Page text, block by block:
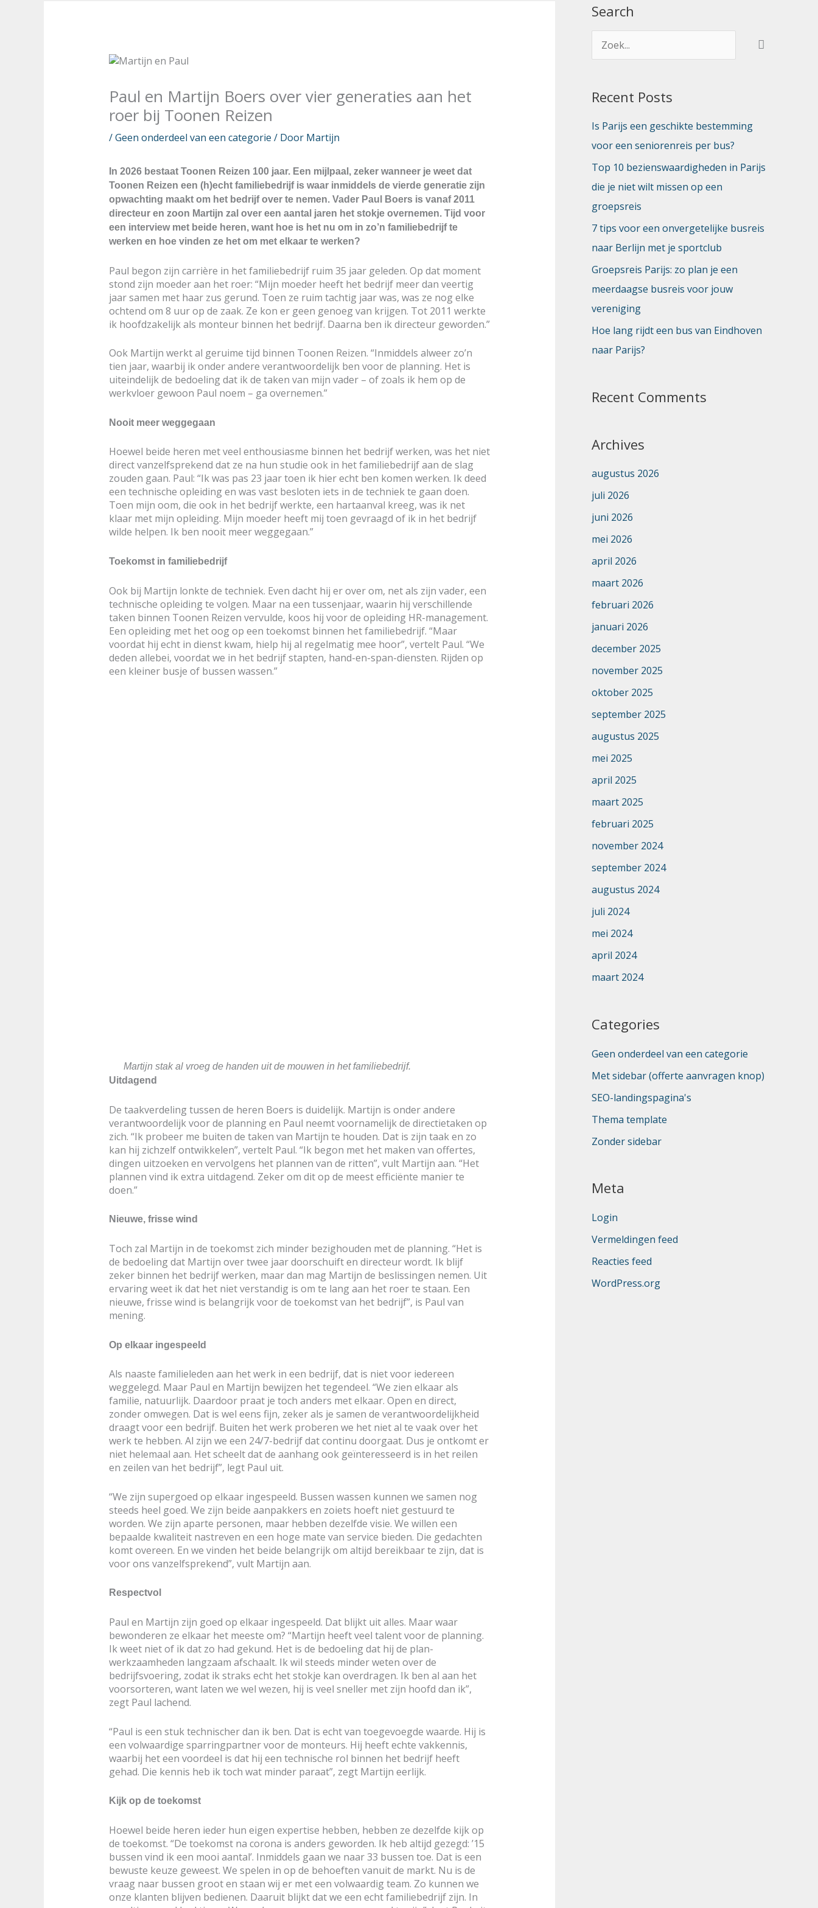
Paul en Martijn Boers over vier generaties aan het
roer bij Toonen Reizen
/Geen onderdeel van een categorie / Door Martijn
In 2026 bestaat Toonen Reizen 100 jaar. Een mijlpaal, zeker wanneer je weet dat
Toonen Reizen een (h)echt familiebedrijf is waar inmiddels de vierde generatie zijn
opwachting maakt om het bedrijf over te nemen. Vader Paul Boers is vanaf 2011
directeur en zoon Martijn zal over een aantal jaren het stokje overnemen. Tijd voor
een interview met beide heren, want hoe is het nu om in zo’n familiebedrijf te
werken en hoe vinden ze het om met elkaar te werken?
Paul begon zijn carrière in het familiebedrijf ruim 35 jaar geleden. Op dat moment
stond zijn moeder aan het roer: “Mijn moeder heeft het bedrijf meer dan veertig
jaar samen met haar zus gerund. Toen ze ruim tachtig jaar was, was ze nog elke
ochtend om 8 uur op de zaak. Ze kon er geen genoeg van krijgen. Tot 2011 werkte
ik hoofdzakelijk als monteur binnen het bedrijf. Daarna ben ik directeur geworden.”
Ook Martijn werkt al geruime tijd binnen Toonen Reizen. “Inmiddels alweer zo’n
tien jaar, waarbij ik onder andere verantwoordelijk ben voor de planning. Het is
uiteindelijk de bedoeling dat ik de taken van mijn vader – of zoals ik hem op de
werkvloer gewoon Paul noem – ga overnemen.”
Nooit meer weggegaan
Hoewel beide heren met veel enthousiasme binnen het bedrijf werken, was het niet
direct vanzelfsprekend dat ze na hun studie ook in het familiebedrijf aan de slag
zouden gaan. Paul: “Ik was pas 23 jaar toen ik hier echt ben komen werken. Ik deed
een technische opleiding en was vast besloten iets in de techniek te gaan doen.
Toen mijn oom, die ook in het bedrijf werkte, een hartaanval kreeg, was ik net
klaar met mijn opleiding. Mijn moeder heeft mij toen gevraagd of ik in het bedrijf
wilde helpen. Ik ben nooit meer weggegaan.”
Toekomst in familiebedrijf
Ook bij Martijn lonkte de techniek. Even dacht hij er over om, net als zijn vader, een
technische opleiding te volgen. Maar na een tussenjaar, waarin hij verschillende
taken binnen Toonen Reizen vervulde, koos hij voor de opleiding HR-management.
Een opleiding met het oog op een toekomst binnen het familiebedrijf. “Maar
voordat hij echt in dienst kwam, hielp hij al regelmatig mee hoor”, vertelt Paul. “We
deden allebei, voordat we in het bedrijf stapten, hand-en-span-diensten. Rijden op
een kleiner busje of bussen wassen.”
Martijn stak al vroeg de handen uit de mouwen in het familiebedrijf.
Uitdagend
De taakverdeling tussen de heren Boers is duidelijk. Martijn is onder andere
verantwoordelijk voor de planning en Paul neemt voornamelijk de directietaken op
zich. “Ik probeer me buiten de taken van Martijn te houden. Dat is zijn taak en zo
kan hij zichzelf ontwikkelen”, vertelt Paul. “Ik begon met het maken van offertes,
dingen uitzoeken en vervolgens het plannen van de ritten”, vult Martijn aan. “Het
plannen vind ik extra uitdagend. Zeker om dit op de meest efficiënte manier te
doen.”
Nieuwe, frisse wind
Toch zal Martijn in de toekomst zich minder bezighouden met de planning. “Het is
de bedoeling dat Martijn over twee jaar doorschuift en directeur wordt. Ik blijf
zeker binnen het bedrijf werken, maar dan mag Martijn de beslissingen nemen. Uit
ervaring weet ik dat het niet verstandig is om te lang aan het roer te staan. Een
nieuwe, frisse wind is belangrijk voor de toekomst van het bedrijf”, is Paul van
mening.
Op elkaar ingespeeld
Als naaste familieleden aan het werk in een bedrijf, dat is niet voor iedereen
weggelegd. Maar Paul en Martijn bewijzen het tegendeel. “We zien elkaar als
familie, natuurlijk. Daardoor praat je toch anders met elkaar. Open en direct,
zonder omwegen. Dat is wel eens fijn, zeker als je samen de verantwoordelijkheid
draagt voor een bedrijf. Buiten het werk proberen we het niet al te vaak over het
werk te hebben. Al zijn we een 24/7-bedrijf dat continu doorgaat. Dus je ontkomt er
niet helemaal aan. Het scheelt dat de aanhang ook geïnteresseerd is in het reilen
en zeilen van het bedrijf”, legt Paul uit.
“We zijn supergoed op elkaar ingespeeld. Bussen wassen kunnen we samen nog
steeds heel goed. We zijn beide aanpakkers en zoiets hoeft niet gestuurd te
worden. We zijn aparte personen, maar hebben dezelfde visie. We willen een
bepaalde kwaliteit nastreven en een hoge mate van service bieden. Die gedachten
komt overeen. En we vinden het beide belangrijk om altijd bereikbaar te zijn, dat is
voor ons vanzelfsprekend”, vult Martijn aan.
Respectvol
Paul en Martijn zijn goed op elkaar ingespeeld. Dat blijkt uit alles. Maar waar
bewonderen ze elkaar het meeste om? “Martijn heeft veel talent voor de planning.
Ik weet niet of ik dat zo had gekund. Het is de bedoeling dat hij de plan-
werkzaamheden langzaam afschaalt. Ik wil steeds minder weten over de
bedrijfsvoering, zodat ik straks echt het stokje kan overdragen. Ik ben al aan het
voorsorteren, want laten we wel wezen, hij is veel sneller met zijn hoofd dan ik”,
zegt Paul lachend.
“Paul is een stuk technischer dan ik ben. Dat is echt van toegevoegde waarde. Hij is
een volwaardige sparringpartner voor de monteurs. Hij heeft echte vakkennis,
waarbij het een voordeel is dat hij een technische rol binnen het bedrijf heeft
gehad. Die kennis heb ik toch wat minder paraat”, zegt Martijn eerlijk.
Kijk op de toekomst
Hoewel beide heren ieder hun eigen expertise hebben, hebben ze dezelfde kijk op
de toekomst. “De toekomst na corona is anders geworden. Ik heb altijd gezegd: ’15
bussen vind ik een mooi aantal’. Inmiddels gaan we naar 33 bussen toe. Dat is een
bewuste keuze geweest. We spelen in op de behoeften vanuit de markt. Nu is de
vraag naar bussen groot en staan wij er met een volwaardig team. Zo kunnen we
onze klanten blijven bedienen. Daaruit blijkt dat we een echt familiebedrijf zijn. In
Search
o
k
Recent Posts
Is Parijs een geschikte bestemming
voor een seniorenreis per bus?
Top 10 bezienswaardigheden in Parijs
die je niet wilt missen op een
groepsreis
7 tips voor een onvergetelijke busreis
naar Berlijn met je sportclub
Groepsreis Parijs: zo plan je een
meerdaagse busreis voor jouw
vereniging
Hoe lang rijdt een bus van Eindhoven
naar Parijs?
Recent Comments
Archives
augustus 2026
juli 2026
juni 2026
mei 2026
april 2026
maart 2026
februari 2026
januari 2026
december 2025
november 2025
oktober 2025
september 2025
augustus 2025
mei 2025
april 2025
maart 2025
februari 2025
november 2024
september 2024
augustus 2024
juli 2024
mei 2024
april 2024
maart 2024
Categories
Geen onderdeel van een categorie
Met sidebar (offerte aanvragen knop)
SEO-landingspagina's
Thema template
Zonder sidebar
Meta
Login
Vermeldingen feed
Reacties feed
WordPress.org